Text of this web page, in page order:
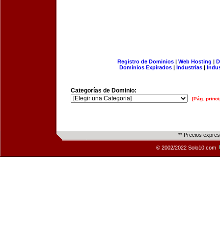
Registro de Dominios| Web Hosting |
Dominios Expirados | Industrias |
Categorías de Dominio:
[Pág.
** Precios
© 2002/2022 Solo10.com